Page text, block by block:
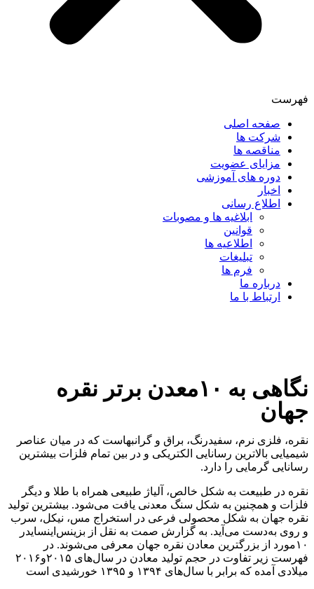
فهرست
صفحه اصلی
شرکت ها
مناقصه ها
مزایای عضویت
دوره های آموزشی
اخبار
اطلاع رسانی
ابلاغیه ها و مصوبات
قوانین
اطلاعیه ها
تبلیغات
فرم ها
درباره ما
ارتباط با ما
نگاهی به ۱۰معدن برتر نقره
جهان
نقره، فلزی نرم، سفیدرنگ، براق و گرانبهاست که در میان عناصر
شیمیایی بالاترین رسانایی الکتریکی و در بین تمام فلزات بیشترین
رسانایی گرمایی را دارد.
نقره در طبیعت به شکل خالص، آلیاژ طبیعی همراه با طلا و دیگر
فلزات و همچنین به شکل سنگ معدنی یافت می‌شود. بیشترین تولید
نقره جهان به شکل محصولی فرعی در استخراج مس، نیکل، سرب
و روی به‌دست می‌آید. به گزارش صمت به نقل از بزینس‌اینسایدر
۱۰مورد از بزرگترین معادن نقره جهان معرفی می‌شوند. در
فهرست زیر تفاوت در حجم تولید معادن در سال‌های ۲۰۱۵و۲۰۱۶
میلادی آمده که برابر با سال‌های ۱۳۹۴ و ۱۳۹۵ خورشیدی است